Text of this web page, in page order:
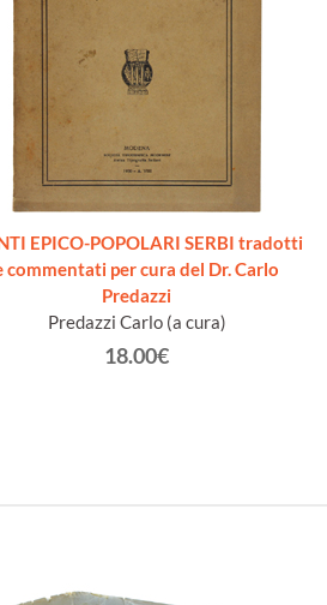
EPICO-POPOLARI SERBI tradotti
commentati per cura del Dr. Carlo
Predazzi
Predazzi Carlo (a cura)
18.00€